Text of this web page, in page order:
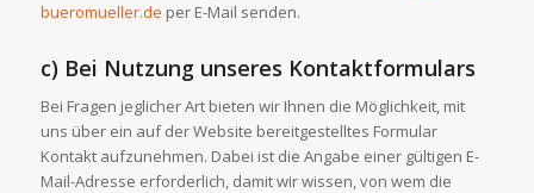
bueromueller.de per E-Mail senden.
c) Bei Nutzung unseres Kontaktformulars
Bei Fragen jeglicher Art bieten wir Ihnen die Möglichkeit, mit
uns über ein auf der Website bereitgestelltes Formular
Kontakt aufzunehmen. Dabei ist die Angabe einer gültigen E-
Mail-Adresse erforderlich, damit wir wissen, von wem die